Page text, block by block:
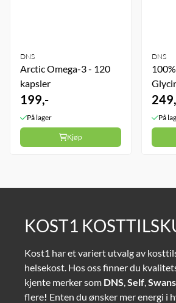
DNS
Arctic Omega-3 - 120
kapsler
199,-
På lager
Kjøp
DNS
På
KOST1
Kost1 har et variert utvalg av
helsekost. Hos oss finner du
kjente merker som DNS Self
flere! Enten du ønsker mer energi i